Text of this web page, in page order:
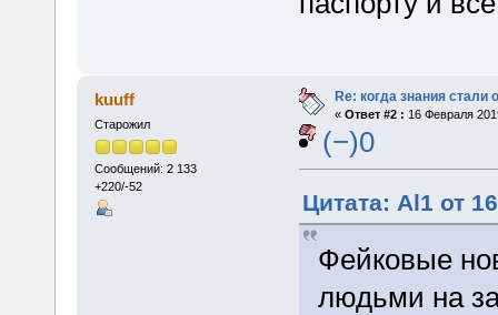
kuuff
Старожил
Сообщений: 2 133
+220/-52
Re: когда знания стали
« Ответ #2 : 16 Февраля
(−)0
Цитата: Al1 от
Фейковые
людьми на